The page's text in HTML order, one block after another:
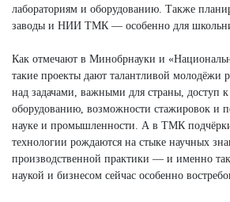
лабораториям и оборудованию. Также
заводы и НИИ ТМК — особенно для
Как отмечают в Минобрнауки и
такие проекты дают талантливой молодёжи
над задачами, важными для страны, доступ
оборудованию, возможности стажировок и
науке и промышленности. А в ТМК
технологии рождаются на стыке научных
производственной практики — и именно
наукой и бизнесом сейчас особенно